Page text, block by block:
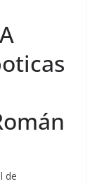
de